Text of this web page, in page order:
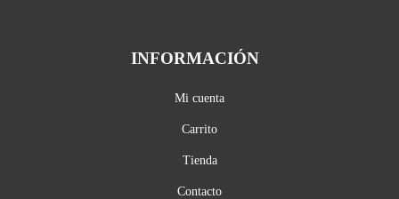
INFORMACIÓN
Mi cuenta
Carrito
Tienda
Contacto